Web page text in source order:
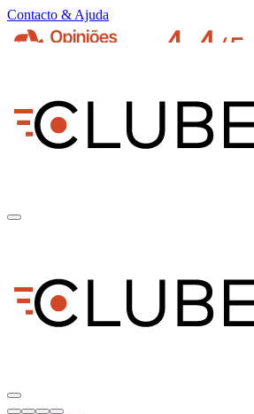
Contacto & Ajuda